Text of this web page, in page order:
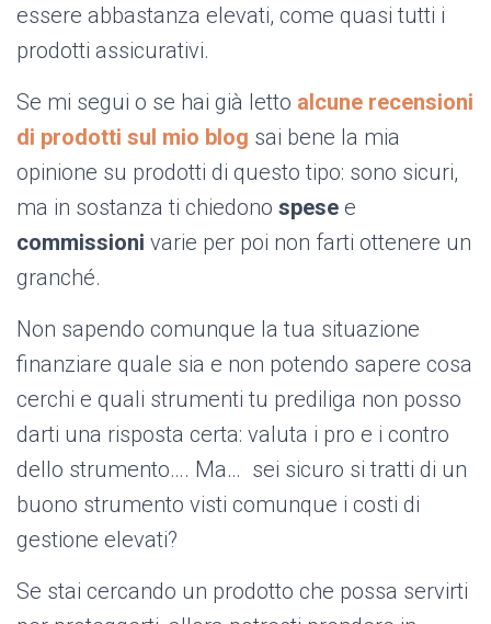
essere abbastanza elevati, come quasi tutti i
prodotti assicurativi.
Se mi segui o se hai già letto alcune recensioni
di prodotti sul mio blog sai bene la mia
opinione su prodotti di questo tipo: sono sicuri,
ma in sostanza ti chiedono spese e
commissioni varie per poi non farti ottenere un
granché.
Non sapendo comunque la tua situazione
finanziare quale sia e non potendo sapere cosa
cerchi e quali strumenti tu prediliga non posso
darti una risposta certa: valuta i pro e i contro
dello strumento…. Ma… sei sicuro si tratti di un
buono strumento visti comunque i costi di
gestione elevati?
Se stai cercando un prodotto che possa servirti